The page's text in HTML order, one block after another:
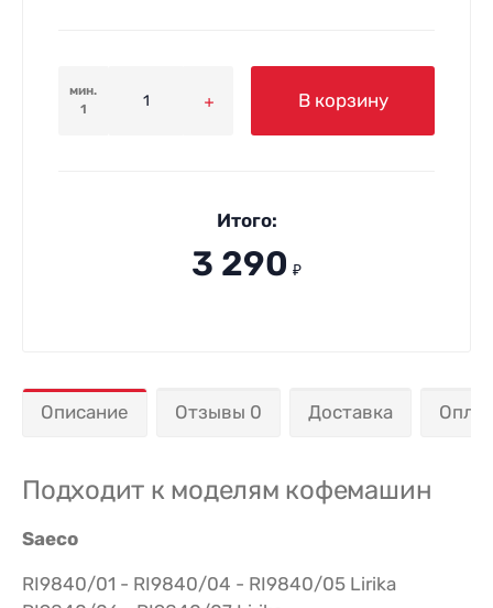
мин.
1
В корзину
Итого:
3 290 ₽
Описание Отзывы 0 Доставка
Подходит к моделям кофемашин
Saeco
RI9840/01 - RI9840/04 - RI9840/05 Lirika